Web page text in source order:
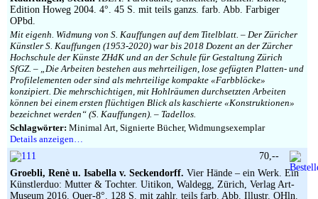
Edition Howeg 2004. 4°. 45 S. mit teils ganzs. farb. Abb. Farbiger
OPbd.
Mit eigenh. Widmung von S. Kauffungen auf dem Titelblatt. – Der Züricher
Künstler S. Kauffungen (1953-2020) war bis 2018 Dozent an der Zürcher
Hochschule der Künste ZHdK und an der Schule für Gestaltung Zürich
SfGZ. – „Die Arbeiten bestehen aus mehrteiligen, lose gefügten Platten- und
Profilelementen oder sind als mehrteilige kompakte «Farbblöcke»
konzipiert. Die mehrschichtigen, mit Hohlräumen durchsetzten Arbeiten
können bei einem ersten flüchtigen Blick als kaschierte «Konstruktionen»
bezeichnet werden“ (S. Kauffungen). – Tadellos.
Schlagwörter: Minimal Art, Signierte Bücher, Widmungsexemplar
Details anzeigen…
Groebli, Renè u. Isabella v. Seckendorff. Vier Hände – ein Werk. Ein
Künstlerduo: Mutter & Tochter. Uitikon, Waldegg, Zürich, Verlag Art-
Museum 2016. Quer-8°. 128 S. mit zahlr. teils farb. Abb. Illustr. OHln.
70,--